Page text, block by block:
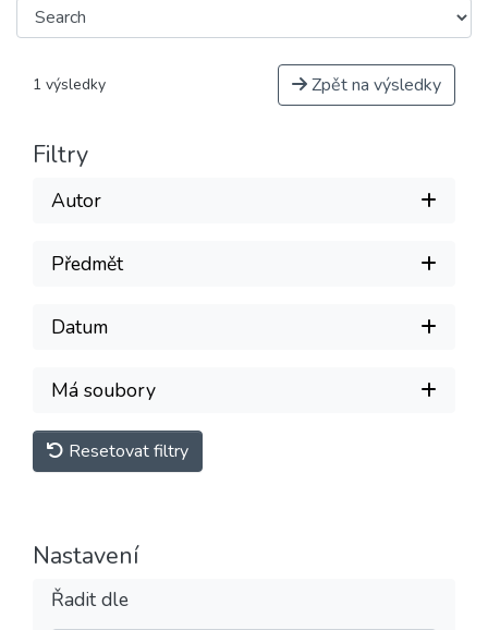
1 výsledky Zpět na výsledky
Filtry
Autor
Předmět
Datum
Má soubory
Resetovat filtry
Nastavení
Řadit dle